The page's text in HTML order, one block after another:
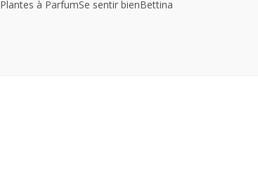
Plantes à ParfumSe sentir bienBettina